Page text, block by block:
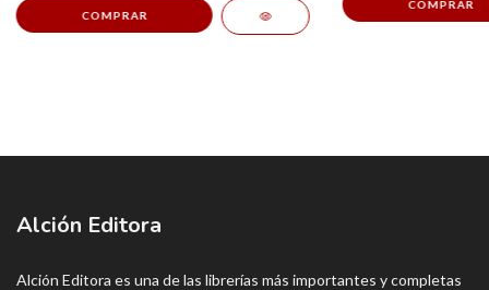
Alción Editora
Alción Editora es una de las librerías más importantes y completas